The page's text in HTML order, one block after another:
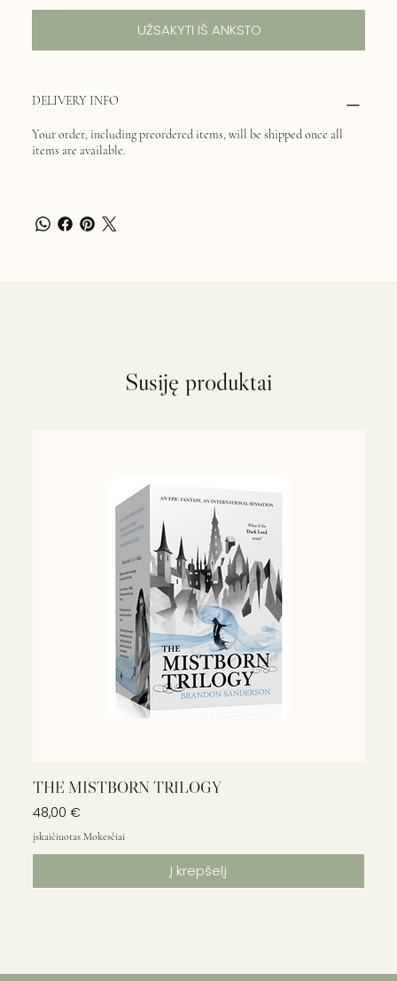
UŽSAKYTI IŠ ANKSTO
DELIVERY INFO
Your order, including preordered items, will be shipped once all
items are available.
Susiję produktai
THE MISTBORN TRILOGY
Kaina
48,00 €
įskaičiuotas Mokesčiai
Į krepšelį